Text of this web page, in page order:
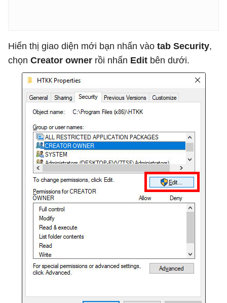
Hiển thị giao diện mới bạn nhấn vào tab Security,
chọn Creator owner rồi nhấn Edit bên dưới.